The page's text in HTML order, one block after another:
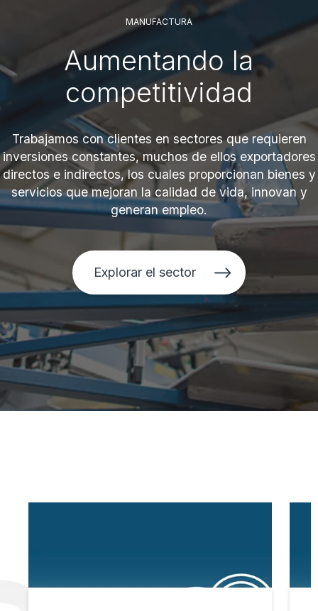
MANUFACTURA
Aumentando la
competitividad
Trabajamos con clientes en sectores que requieren
inversiones constantes, muchos de ellos exportadores
directos e indirectos, los cuales proporcionan bienes y
servicios que mejoran la calidad de vida, innovan y
generan empleo.
Explorar el sector